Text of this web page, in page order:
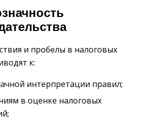
и пробелы в налоговых
к:
интерпретации правил;
в оценке налоговых